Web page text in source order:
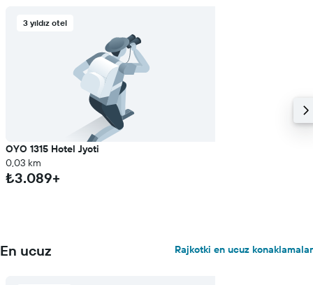
3 yıldız otel
OYO 1315 Hotel Jyoti
0,03 km
₺3.089+
En ucuz Rajkotki en ucuz konaklamalar